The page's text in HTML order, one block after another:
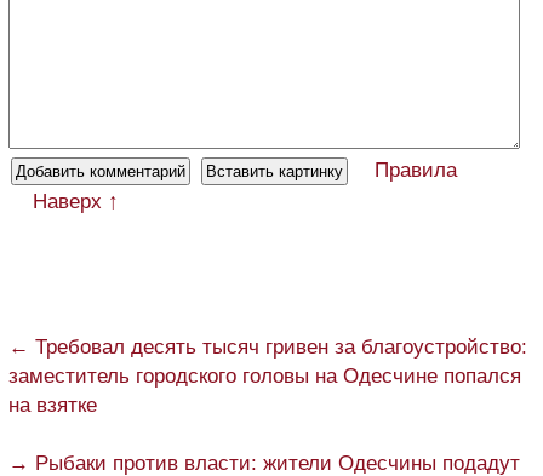
Правила
Наверх ↑
← Требовал десять тысяч гривен за благоустройство:
заместитель городского головы на Одесчине попался
на взятке
→ Рыбаки против власти: жители Одесчины подадут